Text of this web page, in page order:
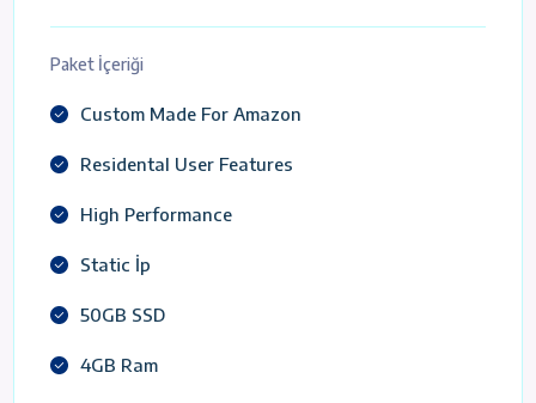
Paket İçeriği
Custom Made For Amazon
Residental User Features
High Performance
Static İp
50GB SSD
4GB Ram